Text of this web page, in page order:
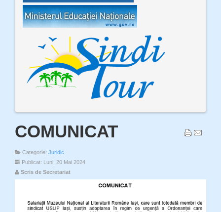
COMUNICAT
Categorie: Juridic
Publicat: Luni, 20 Mai 2024
Scris de Secretariat